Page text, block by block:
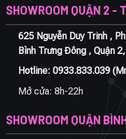
SHOWROOM QUẬN 2 -
625 Nguyễn Duy Trinh ,
Bình Trưng Đông , Quận
Hotline: 0933.833.039
Mở cửa: 8h-22h
SHOWROOM QUẬN